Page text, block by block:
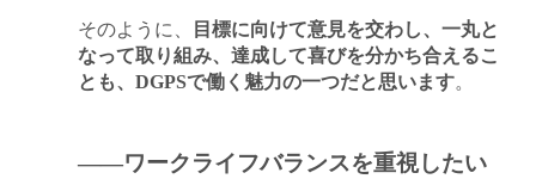
そのように、
目標に向けて意見を交わし、一丸と
なって取り組み、達成して喜びを分かち合えるこ
とも、DGPSで働く魅力の一つだと思います。
――ワークライフバランスを重視したい